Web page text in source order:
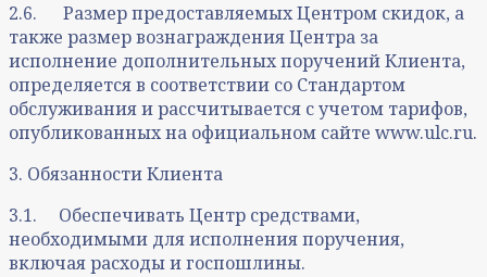
2.6. Размер предоставляемых Центром скидок, а
также размер вознаграждения Центра за
исполнение дополнительных поручений Клиента,
определяется в соответствии со Стандартом
обслуживания и рассчитывается с учетом тарифов,
опубликованных на официальном сайте www.ulc.ru.
3. Обязанности Клиента
3.1. Обеспечивать Центр средствами,
необходимыми для исполнения поручения,
включая расходы и госпошлины.